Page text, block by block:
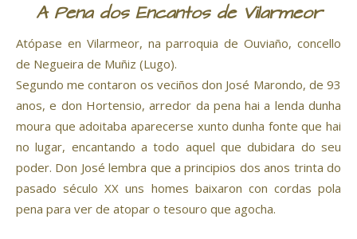
A Pena dos Encantos de Vilarmeor
Atópase en Vilarmeor, na parroquia de Ouviaño, concello
de Negueira de Muñiz (Lugo).
Segundo me contaron os veciños don José Marondo, de 93
anos, e don Hortensio, arredor da pena hai a lenda dunha
moura que adoitaba aparecerse xunto dunha fonte que hai
no lugar, encantando a todo aquel que dubidara do seu
poder. Don José lembra que a principios dos anos trinta do
pasado século XX uns homes baixaron con cordas pola
pena para ver de atopar o tesouro que agocha.